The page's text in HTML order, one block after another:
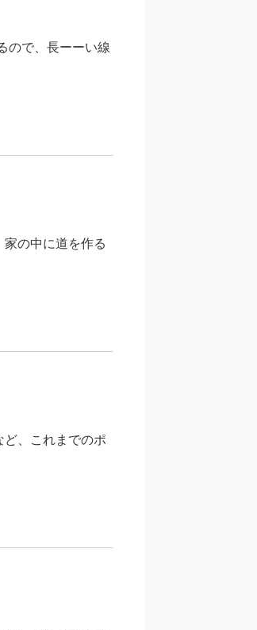
ので、長ーーい線
の中に道を作る
、これまでのポ